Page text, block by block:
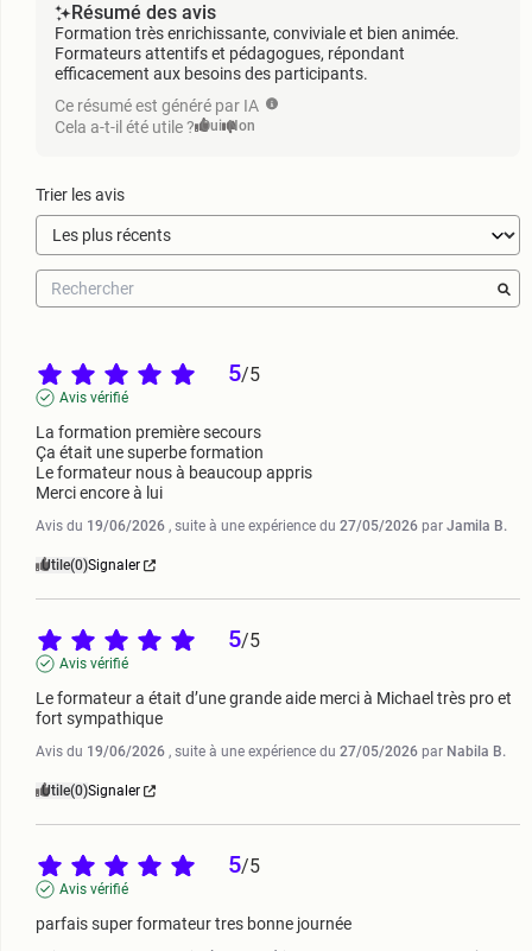
Résumé des avis
Formation très enrichissante, conviviale et bien animée.
Formateurs attentifs et pédagogues, répondant
efficacement aux besoins des participants.
Ce résumé est généré par IA
Cela a-t-il été utile ? Oui Non
Trier les avis
5/5
Avis vérifié
La formation première secours
Ça était une superbe formation
Le formateur nous à beaucoup appris
Merci encore à lui
Avis du 19/06/2026 , suite à une expérience du 27/05/2026 par Jamila B.
Utile(0)Signaler
5/5
Avis vérifié
Le formateur a était d’une grande aide merci à Michael très pro et
fort sympathique
Avis du 19/06/2026 , suite à une expérience du 27/05/2026 par Nabila B.
Utile(0)Signaler
5/5
Avis vérifié
parfais super formateur tres bonne journée